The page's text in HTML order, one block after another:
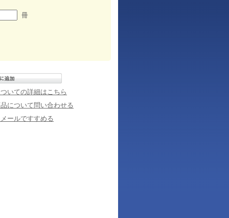
冊
いての詳細はこちら
について問い合わせる
ールですすめる